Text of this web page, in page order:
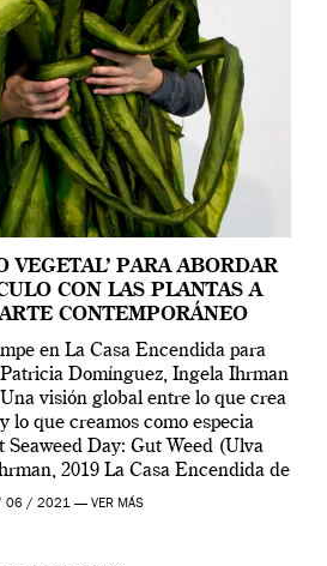
VEGETAL’ PARA ABORDAR
CON LAS PLANTAS A
CONTEMPORÁNEO
en La Casa Encendida para
Domínguez, Ingela Ihrman
visión global entre lo que crea
lo que creamos como especia
Day: Gut Weed (Ulva
2019 La Casa Encendida de
y la Wellcome […]
06 / 2021 — VER MÁS